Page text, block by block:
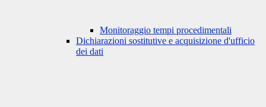
Monitoraggio tempi procedimentali
Dichiarazioni sostitutive e acquisizione d'ufficio
dei dati